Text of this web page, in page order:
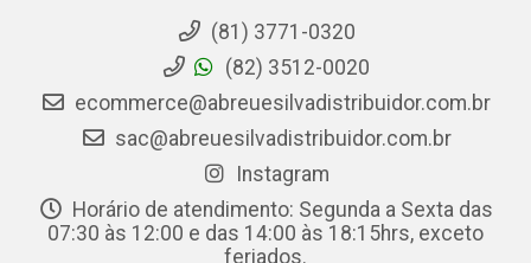
(81) 3771-0320
(82) 3512-0020
ecommerce@abreuesilvadistribuidor.com.br
sac@abreuesilvadistribuidor.com.br
Instagram
Horário de atendimento: Segunda a Sexta das
07:30 às 12:00 e das 14:00 às 18:15hrs, exceto
feriados.